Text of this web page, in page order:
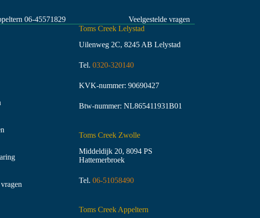
06-45571829
Veelgestelde vragen
Toms Creek Lelystad
Uilenweg 2C, 8245 AB Lelystad
Tel. 0320-320140
KVK-nummer: 90690427
Btw-nummer: NL865411931B01
Toms Creek Zwolle
Middeldijk 20, 8094 PS
Hattemerbroek
Tel. 06-51058490
Toms Creek Appeltern